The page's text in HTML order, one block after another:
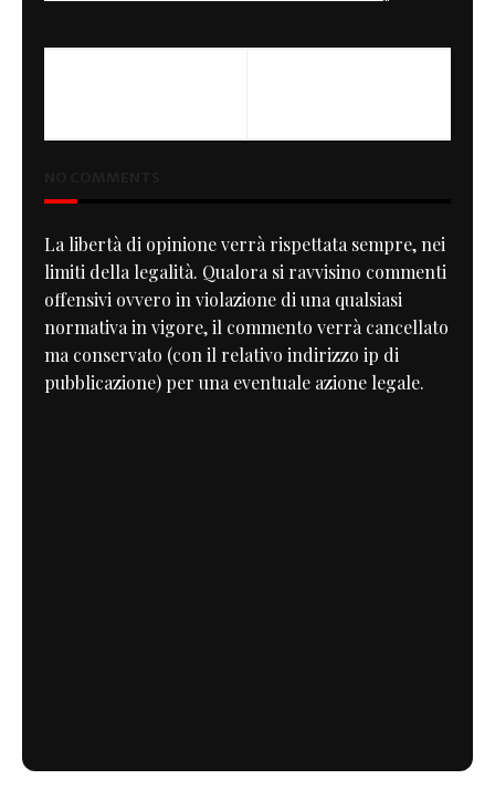
La libertà di opinione verrà rispettata sempre, nei
limiti della legalità. Qualora si ravvisino commenti
offensivi ovvero in violazione di una qualsiasi
normativa in vigore, il commento verrà cancellato
ma conservato (con il relativo indirizzo ip di
pubblicazione) per una eventuale azione legale.